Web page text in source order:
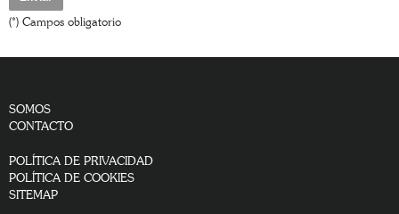
(*) Campos obligatorio
SOMOS
CONTACTO
POLÍTICA DE PRIVACIDAD
POLÍTICA DE COOKIES
SITEMAP